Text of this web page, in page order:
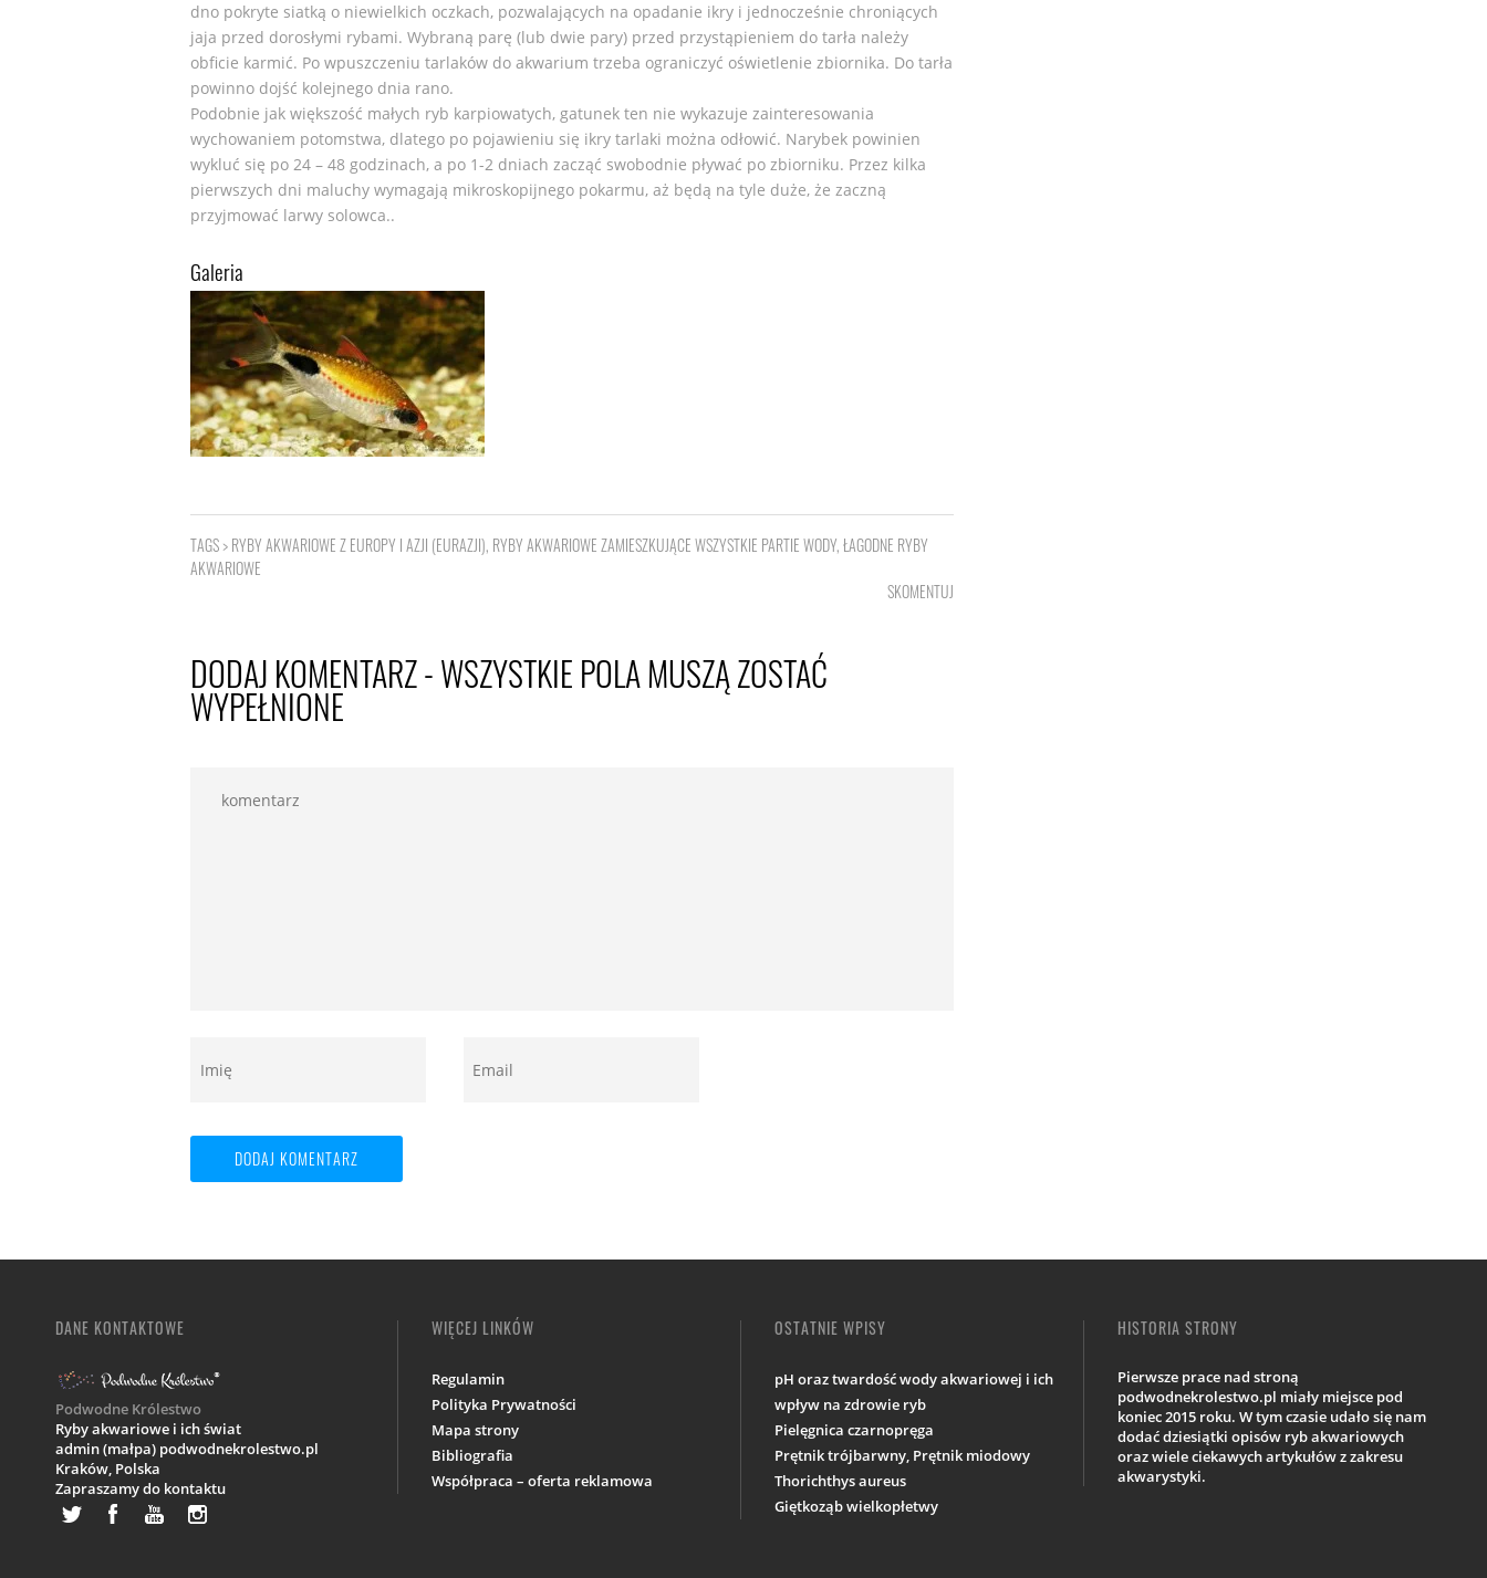
dno pokryte siatką o niewielkich oczkach, pozwalających na opadanie ikry i jednocześnie chroniących
jaja przed dorosłymi rybami. Wybraną parę (lub dwie pary) przed przystąpieniem do tarła należy
obficie karmić. Po wpuszczeniu tarlaków do akwarium trzeba ograniczyć oświetlenie zbiornika. Do tarła
powinno dojść kolejnego dnia rano.
Podobnie jak większość małych ryb karpiowatych, gatunek ten nie wykazuje zainteresowania
wychowaniem potomstwa, dlatego po pojawieniu się ikry tarlaki można odłowić. Narybek powinien
wykluć się po 24 – 48 godzinach, a po 1-2 dniach zacząć swobodnie pływać po zbiorniku. Przez kilka
pierwszych dni maluchy wymagają mikroskopijnego pokarmu, aż będą na tyle duże, że zaczną
przyjmować larwy solowca..
Galeria
TAGS >RYBY AKWARIOWE Z EUROPY I AZJI (EURAZJI), RYBY AKWARIOWE ZAMIESZKUJĄCE WSZYSTKIE PARTIE WODY,ŁAGODNE RYBY
AKWARIOWE
SKOMENTUJ
DODAJ KOMENTARZ - WSZYSTKIE POLA MUSZĄ ZOSTAĆ
WYPEŁNIONE
DANE KONTAKTOWE
Podwodne Królestwo
Ryby akwariowe i ich świat
admin (małpa) podwodnekrolestwo.pl
Kraków, Polska
Zapraszamy do kontaktu
WIĘCEJ LINKÓW
Regulamin
Polityka Prywatności
Mapa strony
Bibliografia
Współpraca – oferta reklamowa
OSTATNIE WPISY
pH oraz twardość wody akwariowej i ich
wpływ na zdrowie ryb
Pielęgnica czarnopręga
Prętnik trójbarwny, Prętnik miodowy
Thorichthys aureus
Giętkoząb wielkopłetwy
HISTORIA STRONY
Pierwsze prace nad stroną
podwodnekrolestwo.pl miały miejsce pod
koniec 2015 roku. W tym czasie udało się nam
dodać dziesiątki opisów ryb akwariowych
oraz wiele ciekawych artykułów z zakresu
akwarystyki.